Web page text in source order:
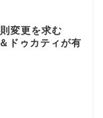
変更を求む
ドゥカティが有